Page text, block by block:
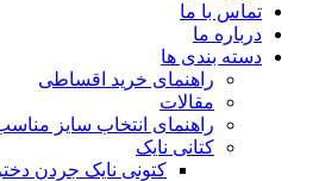
تماس با ما
درباره ما
دسته بندی ها
راهنمای خرید اقساطی
مقالات
راهنمای انتخاب سایز
کتانی نایک
کتونی نایک جردن